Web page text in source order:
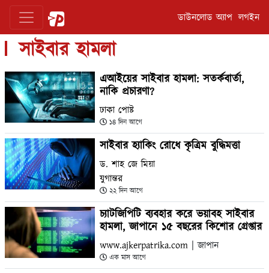
ডাউনলোড অ্যাপ লগইন
সাইবার হামলা
এআইয়ের সাইবার হামলা: সতর্কবার্তা,
নাকি প্রচারণা?
ঢাকা পোষ্ট
১৪ দিন আগে
সাইবার হ্যাকিং রোধে কৃত্রিম বুদ্ধিমত্তা
ড. শাহ জে মিয়া
যুগান্তর
২২ দিন আগে
চ্যাটজিপিটি ব্যবহার করে ভয়াবহ সাইবার
হামলা, জাপানে ১৫ বছরের কিশোর গ্রেপ্তার
www.ajkerpatrika.com | জাপান
এক মাস আগে